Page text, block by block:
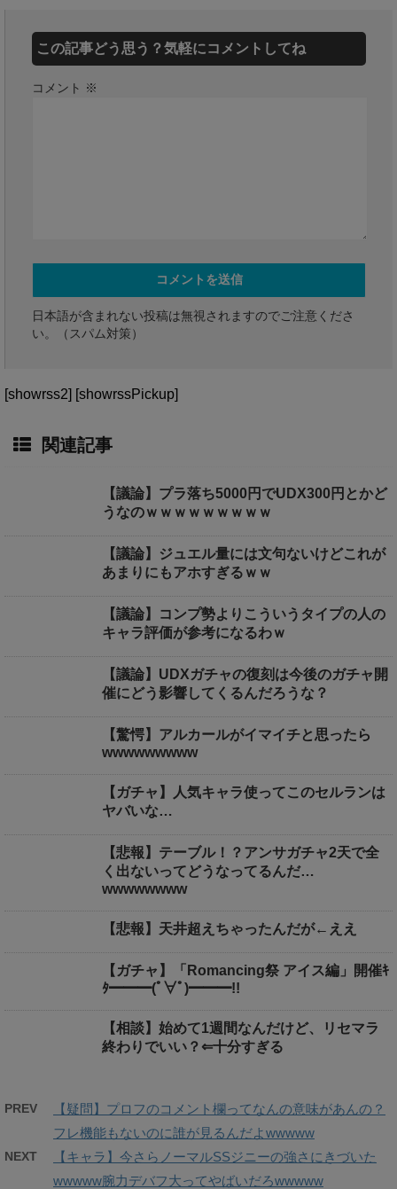
この記事どう思う？気軽にコメントしてね
コメント ※
日本語が含まれない投稿は無視されますのでご注意くださ
い。（スパム対策）
[showrss2] [showrssPickup]
関連記事
【議論】プラ落ち5000円でUDX300円とかど
うなのｗｗｗｗｗｗｗｗｗ
【議論】ジュエル量には文句ないけどこれが
あまりにもアホすぎるｗｗ
【議論】コンプ勢よりこういうタイプの人の
キャラ評価が参考になるわｗ
【議論】UDXガチャの復刻は今後のガチャ開
催にどう影響してくるんだろうな？
【驚愕】アルカールがイマイチと思ったら
wwwwwwwww
【ガチャ】人気キャラ使ってこのセルランは
ヤバいな…
【悲報】テーブル！？アンサガチャ2天で全
く出ないってどうなってるんだ…
wwwwwwww
【悲報】天井超えちゃったんだが←ええ
【ガチャ】「Romancing祭 アイス編」開催ｷ
ﾀ━━━(ﾟ∀ﾟ)━━━!!
【相談】始めて1週間なんだけど、リセマラ
終わりでいい？⇐十分すぎる
PREV
【疑問】プロフのコメント欄ってなんの意味があんの？
フレ機能もないのに誰が見るんだよwwwww
NEXT
【キャラ】今さらノーマルSSジニーの強さにきづいた
wwwww腕力デバフ大ってやばいだろwwwww